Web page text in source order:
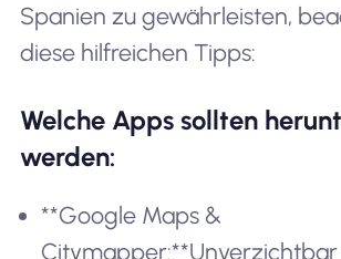
Spanien zu gewährleisten,
diese hilfreichen Tipps:
Welche Apps sollten
werden:
**Google Maps &